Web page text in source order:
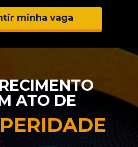
minha vaga
ATO DE